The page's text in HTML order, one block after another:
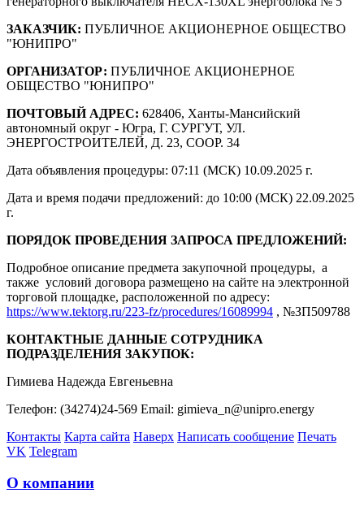
ЗАКАЗЧИК: ПУБЛИЧНОЕ АКЦИОНЕРНОЕ ОБЩЕСТВО
"ЮНИПРО"
ОРГАНИЗАТОР: ПУБЛИЧНОЕ АКЦИОНЕРНОЕ
ОБЩЕСТВО "ЮНИПРО"
ПОЧТОВЫЙ АДРЕС: 628406, Ханты-Мансийский
автономный округ - Югра, Г. СУРГУТ, УЛ.
ЭНЕРГОСТРОИТЕЛЕЙ, Д. 23, СООР. 34
Дата объявления процедуры: 07:11 (МСК) 10.09.2025 г.
Дата и время подачи предложений: до 10:00 (МСК) 22.09.2025
г.
ПОРЯДОК ПРОВЕДЕНИЯ ЗАПРОСА ПРЕДЛОЖЕНИЙ:
Подробное описание предмета закупочной процедуры, а
также условий договора размещено на сайте на электронной
торговой площадке, расположенной по адресу:
https://www.tektorg.ru/223-fz/procedures/16089994 , №ЗП509788
КОНТАКТНЫЕ ДАННЫЕ СОТРУДНИКА
ПОДРАЗДЕЛЕНИЯ ЗАКУПОК:
Гимиева Надежда Евгеньевна
Телефон: (34274)24-569 Email: gimieva_n@unipro.energy
Контакты Карта сайта Наверх Написать сообщение Печать
VK Telegram
О компании